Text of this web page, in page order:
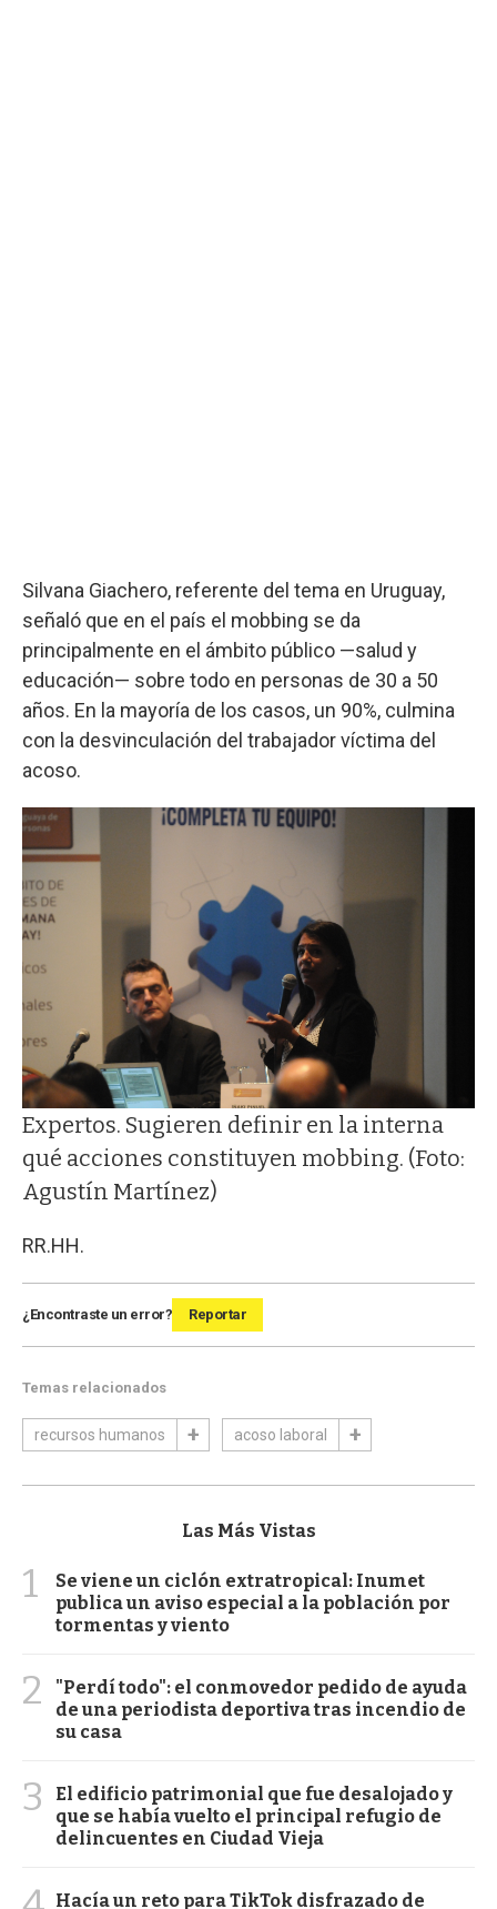
Silvana Giachero, referente del tema en Uruguay,
señaló que en el país el mobbing se da
principalmente en el ámbito público —salud y
educación— sobre todo en personas de 30 a 50
años. En la mayoría de los casos, un 90%, culmina
con la desvinculación del trabajador víctima del
acoso.
Expertos. Sugieren definir en la interna
qué acciones constituyen mobbing. (Foto:
Agustín Martínez)
RR.HH.
¿Encontraste un error? Reportar
Temas relacionados
recursos humanos acoso laboral
Las Más Vistas
1
Se viene un ciclón extratropical: Inumet
publica un aviso especial a la población por
tormentas y viento
2
"Perdí todo": el conmovedor pedido de ayuda
de una periodista deportiva tras incendio de
su casa
3
El edificio patrimonial que fue desalojado y
que se había vuelto el principal refugio de
delincuentes en Ciudad Vieja
Hacía un reto para TikTok disfrazado de